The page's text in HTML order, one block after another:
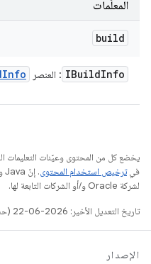
المعلَمات
build
IBuildInfo : العنصر Info
يخضع كل من المحتوى وعيّنات التعليمات
فيترخيص استخدام المحتوى
لشركة Oracle و/أو الشركات التابعة لها.
تاريخ التعديل الأخير: 2026-06-22 (حسب التوقيت العالمي المتفَّق عليه)
الإصدار